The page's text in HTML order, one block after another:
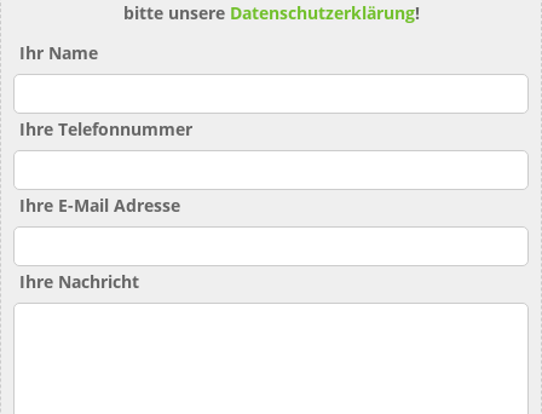
bitte unsere Datenschutzerklärung!
Ihr Name
Ihre Telefonnummer
Ihre E-Mail Adresse
Ihre Nachricht